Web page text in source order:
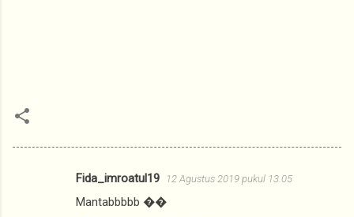
Fida_imroatul19 12 Agustus 2019 pukul 13.05
Mantabbbbb ��